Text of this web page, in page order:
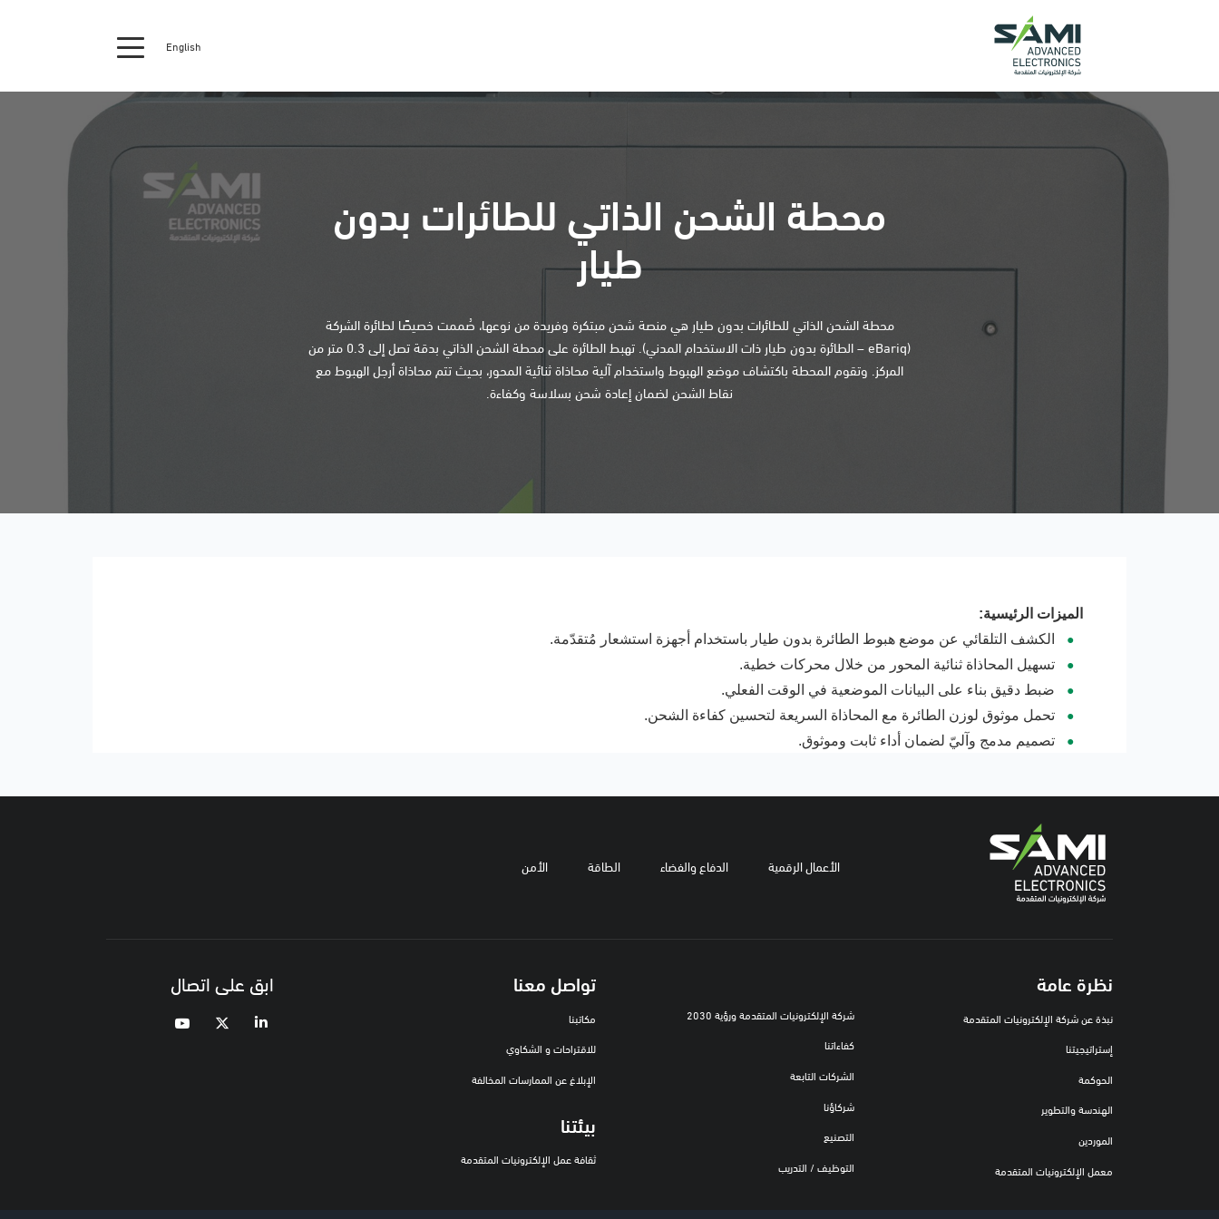
English
محطة الشحن الذاتي للطائرات بدون
طيار
محطة الشحن الذاتي للطائرات بدون طيار هي منصة شحن مبتكرة وفريدة من نوعها، صُممت خصيصًا لطائرة الشركة
(eBariq – الطائرة بدون طيار ذات الاستخدام المدني). تهبط الطائرة على محطة الشحن الذاتي بدقة تصل إلى 0.3 متر من
المركز. وتقوم المحطة باكتشاف موضع الهبوط واستخدام آلية محاذاة ثنائية المحور، بحيث تتم محاذاة أرجل الهبوط مع
نقاط الشحن لضمان إعادة شحن بسلاسة وكفاءة.
الميزات الرئيسية:
الكشف التلقائي عن موضع هبوط الطائرة بدون طيار باستخدام أجهزة استشعار مُتقدّمة.
تسهيل المحاذاة ثنائية المحور من خلال محركات خطية.
ضبط دقيق بناء على البيانات الموضعية في الوقت الفعلي.
تحمل موثوق لوزن الطائرة مع المحاذاة السريعة لتحسين كفاءة الشحن.
تصميم مدمج وآليّ لضمان أداء ثابت وموثوق.
الأعمال الرقمية الدفاع والفضاء الطاقة الأمن
نظرة عامة
نبذة عن شركة الإلكترونيات المتقدمة
إستراتيجيتنا
الحوكمة
الهندسة والتطوير
الموردين
معمل الإلكترونيات المتقدمة
شركة الإلكترونيات المتقدمة ورؤية 2030
كفاءاتنا
الشركات التابعة
شركاؤنا
التصنيع
التوظيف / التدريب
تواصل معنا
مكاتبنا
للاقتراحات و الشكاوي
الإبلاغ عن الممارسات المخالفة
بيئتنا
ثقافة عمل الإلكترونيات المتقدمة
ابق على اتصال